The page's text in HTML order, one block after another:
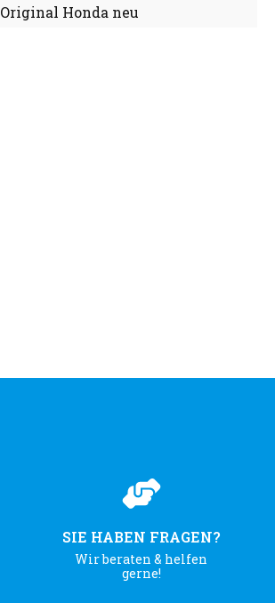
Original Honda neu
SIE HABEN FRAGEN?
Wir beraten & helfen
gerne!